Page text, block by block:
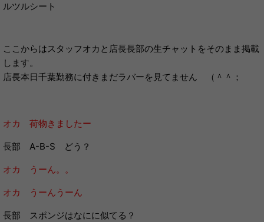
ルツルシート
ここからはスタッフオカと店長長部の生チャットをそのまま掲載
します。
店長本日千葉勤務に付きまだラバーを見てません （＾＾；
オカ 荷物きましたー
長部 A-B-S どう？
オカ うーん。。
オカ うーんうーん
長部 スポンジはなにに似てる？